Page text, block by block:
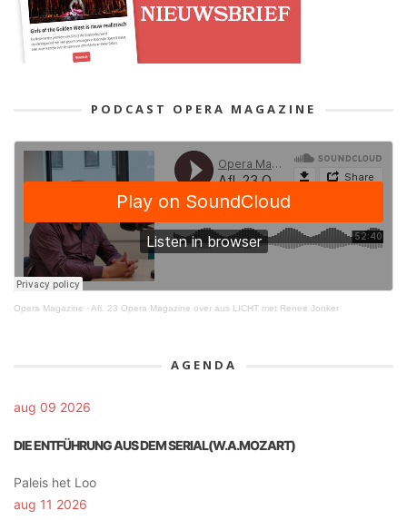
PODCAST OPERA MAGAZINE
Opera Magazine · Afl. 23 Opera Magazine over aus LICHT met Renee Jonker
AGENDA
aug 09 2026
DIE ENTFÜHRUNG AUS DEM SERIAL(W.A.MOZART)
Paleis het Loo
aug 11 2026